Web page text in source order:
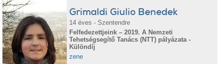
Grimaldi Giulio Benedek
14 éves - Szentendre
Felfedezettjeink – 2019. A Nemzeti
Tehetségsegítő Tanács (NTT) pályázata -
Különdíj
zene